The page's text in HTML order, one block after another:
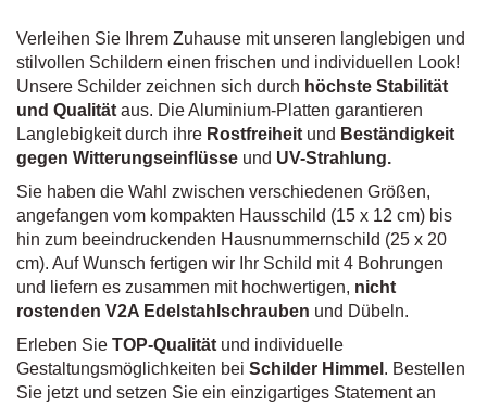
Verleihen Sie Ihrem Zuhause mit unseren langlebigen und
stilvollen Schildern einen frischen und individuellen Look!
Unsere Schilder zeichnen sich durch höchste Stabilität
und Qualität aus. Die Aluminium-Platten garantieren
Langlebigkeit durch ihre Rostfreiheit und Beständigkeit
gegen Witterungseinflüsse und UV-Strahlung.
Sie haben die Wahl zwischen verschiedenen Größen,
angefangen vom kompakten Hausschild (15 x 12 cm) bis
hin zum beeindruckenden Hausnummernschild (25 x 20
cm). Auf Wunsch fertigen wir Ihr Schild mit 4 Bohrungen
und liefern es zusammen mit hochwertigen, nicht
rostenden V2A Edelstahlschrauben und Dübeln.
Erleben Sie TOP-Qualität und individuelle
Gestaltungsmöglichkeiten bei Schilder Himmel . Bestellen
Sie jetzt und setzen Sie ein einzigartiges Statement an